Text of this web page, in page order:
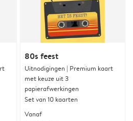
80s feest
Uitnodigingen | Premium kaart
met keuze uit 3
papierafwerkingen
Set van 10 kaarten
Vanaf